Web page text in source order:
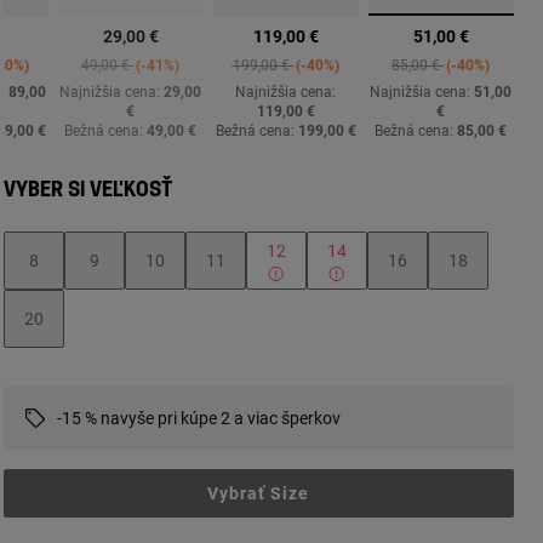
from
89,00
€
29,00 €
Price reduced from
49,00 €to-41%
Najnižšia cena:29,00
€
Bežná cena:49,00 €
119,00 €
Price reduced from
199,00 €to-40%
Najnižšia cena:
119,00 €
Bežná cena: 199,00 €
vybrané
51,00 €
Price reduced from
85,00 €to-40%
Najnižšia cena: 51,00
€
Bežná cena:85,00 €
VYBER SI VEĽKOSŤ
8 9 10 11 12 14 16 18
20
-15 % navyše pri kúpe 2 a viac šperkov
Vybrať Size